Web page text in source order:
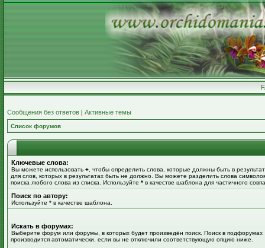
Сообщения без ответов | Активные темы
Список форумов
Ключевые слова:
Вы можете использовать + , чтобы определить слова, которые должны быть в
для слов, которых в результатах быть не должно. Вы можете разделить слова
поиска любого слова из списка. Используйте * в качестве шаблона для частичного
Поиск по автору:
Используйте * в качестве шаблона.
Искать в форумах:
Выберите форум или форумы, в которых будет произведён поиск. Поиск в подфорумах
производится автоматически, если вы не отключили соответствующую опцию ниже.